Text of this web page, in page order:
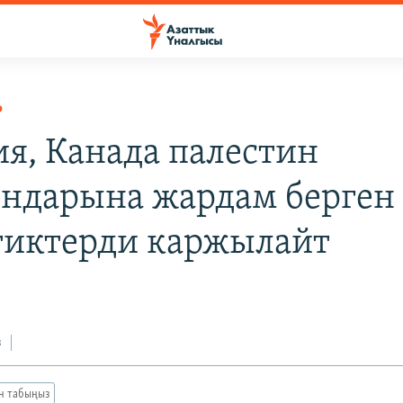
Канада палестин
жардам берген
каржылайт
табыңыз